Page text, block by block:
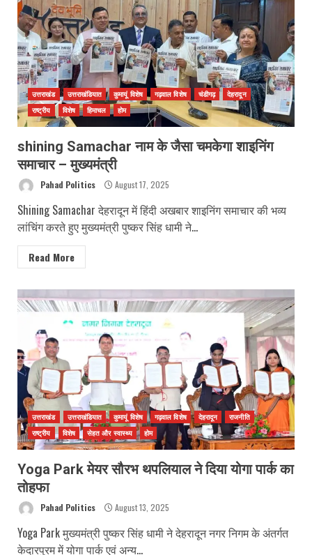
उत्तराखंड उत्तराखंडियात कुमायूं विशेष गढ़वाल विशेष चंडीगढ़
देहरादून
राष्ट्रीय
विशेष हिमाचल होम
shining Samachar नाम के जैसा चमकेगा शाइनिंग
समाचार – मुख्यमंत्री
Pahad Politics August 17, 2025
Shining Samachar देहरादून में हिंदी अखबार शाइनिंग समाचार की भव्य
लांचिंग करते हुए मुख्यमंत्री पुष्कर सिंह धामी ने...
Read More
उत्तराखंड उत्तराखंडियात कुमायूं विशेष गढ़वाल विशेष देहरादून
राजनीति
राष्ट्रीय
विशेष सेहत और स्वास्थ्य होम
Yoga Park मेयर सौरभ थपलियाल ने दिया योगा पार्क का
तोहफा
Pahad Politics August 13, 2025
Yoga Park मुख्यमंत्री पुष्कर सिंह धामी ने देहरादून नगर निगम के अंतर्गत
केदारपुरम में योगा पार्क एवं अन्य...